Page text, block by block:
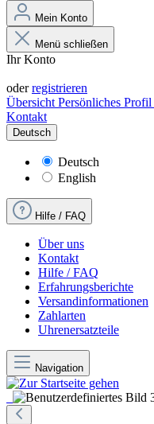
Mein Konto
Menü schließen
Ihr Konto
oderregistrieren
Übersicht Persönliches Profil
Kontakt
Deutsch
Deutsch
English
Hilfe / FAQ
Über uns
Kontakt
Hilfe / FAQ
Erfahrungsberichte
Versandinformationen
Zahlarten
Uhrenersatzteile
Navigation